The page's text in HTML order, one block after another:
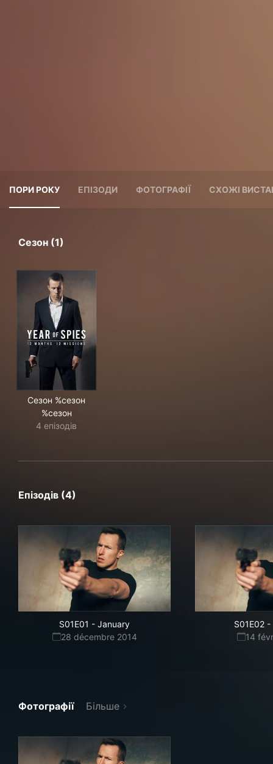
ПОРИ РОКУ ЕПІЗОДИ ФОТОГРАФІЇ СХОЖІ
Сезон (1)
Сезон %сезон
%сезон
4 епізодів
Епізодів (4)
S01E01 - January
28 décembre 2014
S01E02 -
14
Фотографії Більше